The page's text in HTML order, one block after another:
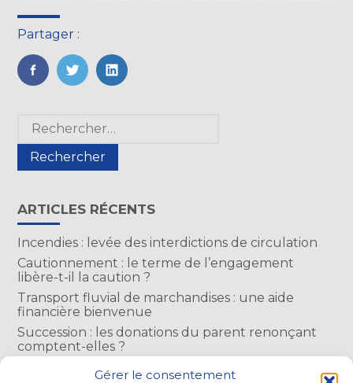
Gérer le consentement
Partager :
FaceBook
TwitterLinkedIn
Blog
sidebar
Rechercher :
ARTICLES RÉCENTS
Incendies : levée des interdictions de circulation
Cautionnement : le terme de l’engagement
libère-t-il la caution ?
Transport fluvial de marchandises : une aide
financière bienvenue
Succession : les donations du parent renonçant
comptent-elles ?
Encadrement des loyers : une année de plus